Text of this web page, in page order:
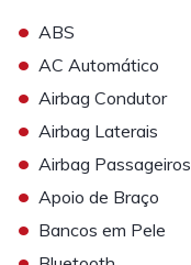
• ABS
• AC Automático
• Airbag Condutor
• Airbag Laterais
• Airbag Passageiros
• Apoio de Braço
• Bancos em Pele